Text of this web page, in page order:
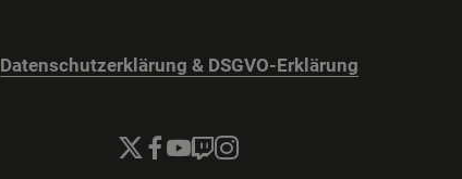
Datenschutzerklärung & DSGVO-Erklärung